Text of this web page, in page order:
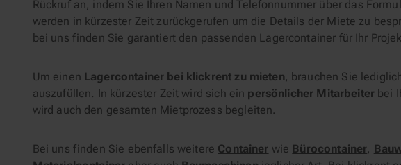
Rückruf an, indem Sie Ihren Namen und Telefonnummer über das
werden in kürzester Zeit zurückgerufen um die Details der Miete zu
bei uns finden Sie garantiert den passenden Lagercontainer für Ihr
Um einen Lagercontainer bei klickrent zu mieten, brauchen Sie
auszufüllen. In kürzester Zeit wird sich ein persönlicher Mitarbeiter bei
wird auch den gesamten Mietprozess begleiten.
Bei uns finden Sie ebenfalls weitere Container wie Bürocontainer,